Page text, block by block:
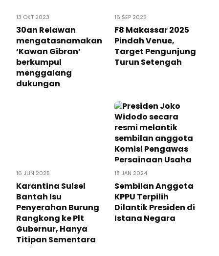
13 OKT 2023
30an Relawan
mengatasnamakan
‘Kawan Gibran’
berkumpul
menggalang
dukungan
16 SEP 2025
F8 Makassar 2025
Pindah Venue,
Target Pengunjung
Turun Setengah
16 JUN 2025
Karantina Sulsel
Bantah Isu
Penyerahan Burung
Rangkong ke Plt
Gubernur, Hanya
Titipan Sementara
18 JAN 2024
Sembilan Anggota
KPPU Terpilih
Dilantik Presiden di
Istana Negara